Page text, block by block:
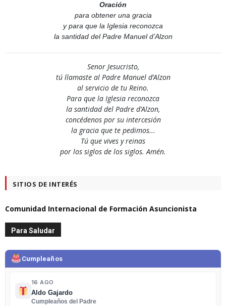
Oración
para obtener una gracia
y para que la Iglesia reconozca
la santidad del Padre Manuel d’Alzon
Senor Jesucristo,
tú llamaste al Padre Manuel d’Alzon
al servicio de tu Reino.
Para que la Iglesia reconozca
la santidad del Padre d’Alzon,
concédenos por su intercesión
la gracia que te pedimos...
Tú que vives y reinas
por los siglos de los siglos. Amén.
SITIOS DE INTERÉS
Comunidad Internacional de Formación Asuncionista
Para Saludar
Cumpleaños
16 AGO
Aldo Gajardo
Cumpleaños del Padre